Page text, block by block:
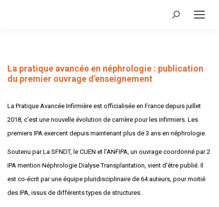
Recherche
La pratique avancée en néphrologie : publication
du premier ouvrage d'enseignement
La Pratique Avancée Infirmière est officialisée en France depuis juillet
2018, c’est une nouvelle évolution de carrière pour les infirmiers. Les
premiers IPA exercent depuis maintenant plus de 3 ans en néphrologie.
Soutenu par La SFNDT, le CUEN et l’ANFIPA, un ouvrage coordonné par 2
IPA mention Néphrologie Dialyse Transplantation, vient d’être publié. Il
est co-écrit par une équipe pluridisciplinaire de 64 auteurs, pour moitié
des IPA, issus de différents types de structures.